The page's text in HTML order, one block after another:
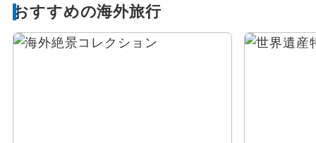
おすすめの海外旅行